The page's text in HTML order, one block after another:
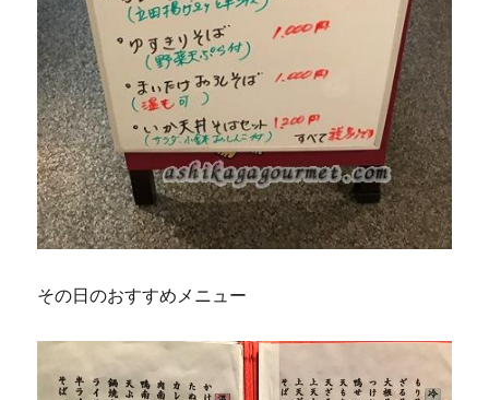
その日のおすすめメニュー